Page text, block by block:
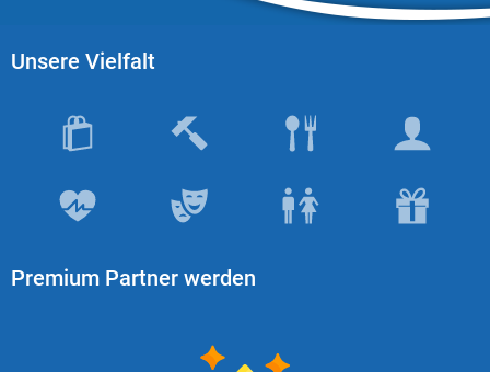
Unsere Vielfalt
Premium Partner werden
Datenschutz
Social Media
Instagram